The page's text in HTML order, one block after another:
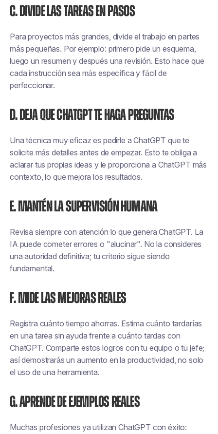
C. Divide las tareas en pasos
Para proyectos más grandes, divide el trabajo en partes
más pequeñas. Por ejemplo: primero pide un esquema,
luego un resumen y después una revisión. Esto hace que
cada instrucción sea más específica y fácil de
perfeccionar.
D. Deja que ChatGPT te haga preguntas
Una técnica muy eficaz es pedirle a ChatGPT que te
solicite más detalles antes de empezar. Esto te obliga a
aclarar tus propias ideas y le proporciona a ChatGPT más
contexto, lo que mejora los resultados.
E. Mantén la supervisión humana
Revisa siempre con atención lo que genera ChatGPT. La
IA puede cometer errores o "alucinar". No la consideres
una autoridad definitiva; tu criterio sigue siendo
fundamental.
F. Mide las mejoras reales
Registra cuánto tiempo ahorras. Estima cuánto tardarías
en una tarea sin ayuda frente a cuánto tardas con
ChatGPT. Comparte estos logros con tu equipo o tu jefe;
así demostrarás un aumento en la productividad, no solo
el uso de una herramienta.
G. Aprende de ejemplos reales
Muchas profesiones ya utilizan ChatGPT con éxito: